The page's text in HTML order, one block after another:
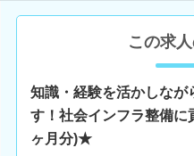
この求
知識・経験を活かしなが
す！社会インフラ整備
ヶ月分)★